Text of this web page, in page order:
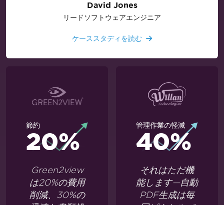
David Jones
リードソフトウェアエンジニア
ケーススタディを読む
節約
20%
Green2view
は20%の費用
削減、30%の
管理作業の軽減
40%
それはただ機
能します—自動
PDF生成は毎